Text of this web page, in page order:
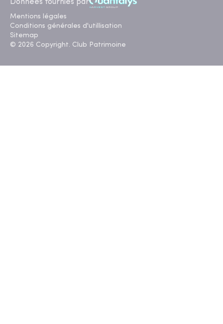
Données fournies par
Mentions légales
Conditions générales d'utillisation
Sitemap
© 2026 Copyright. Club Patrimoine